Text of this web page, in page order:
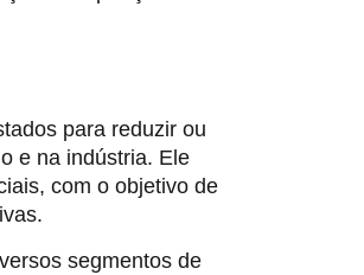
para reduzir ou
e na indústria. Ele
com o objetivo de
segmentos de